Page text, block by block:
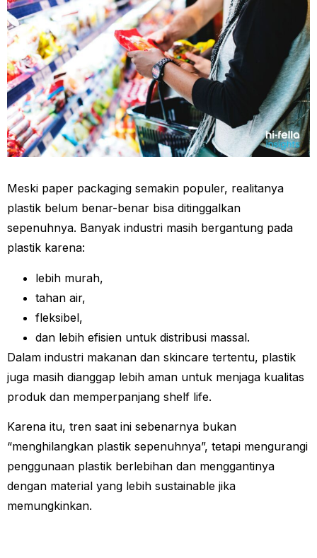
Meski paper packaging semakin populer, realitanya
plastik belum benar-benar bisa ditinggalkan
sepenuhnya. Banyak industri masih bergantung pada
plastik karena:
lebih murah,
tahan air,
fleksibel,
dan lebih efisien untuk distribusi massal.
Dalam industri makanan dan skincare tertentu, plastik
juga masih dianggap lebih aman untuk menjaga kualitas
produk dan memperpanjang shelf life.
Karena itu, tren saat ini sebenarnya bukan
“menghilangkan plastik sepenuhnya”, tetapi mengurangi
penggunaan plastik berlebihan dan menggantinya
dengan material yang lebih sustainable jika
memungkinkan.